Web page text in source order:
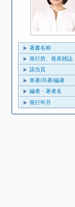
著書名称
発行所、発表雑誌
該当頁
単著/共著/編著
編者・著者名
発行年月